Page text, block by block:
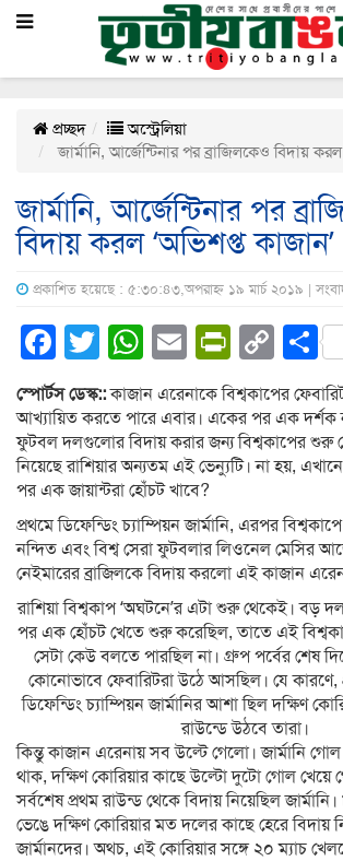
প্রচ্ছদ
অস্ট্রেলিয়া
জার্মানি, আর্জেন্টিনার পর ব্রাজিলকেও বিদায়
জার্মানি, আর্জেন্টিনার পর
বিদায় করল ‘অভিশপ্ত কাজান’
প্রকাশিত হয়েছে : ৫:৩০:৪৩,অপরাহ্ন ১৯ মার্চ ২০১৯ |
Facebook
Twitter
WhatsApp
Email Copy
Link
স্পোর্টস ডেস্ক::কাজান এরেনাকে বিশ্বকাপের
আখ্যায়িত করতে পারে এবার। একের পর এক দর্শক
ফুটবল দলগুলোর বিদায় করার জন্য বিশ্বকাপের শুরু
নিয়েছে রাশিয়ার অন্যতম এই ভেন্যুটি। না হয়,
পর এক জায়ান্টরা হোঁচট খাবে?
প্রথমে ডিফেন্ডিং চ্যাম্পিয়ন জার্মানি, এরপর
নন্দিত এবং বিশ্ব সেরা ফুটবলার লিওনেল মেসির
নেইমারের ব্রাজিলকে বিদায় করলো এই কাজান
রাশিয়া বিশ্বকাপ ‘অঘটনে’র এটা শুরু থেকেই। বড়
পর এক হোঁচট খেতে শুরু করেছিল, তাতে এই
সেটা কেউ বলতে পারছিল না। গ্রুপ পর্বের শেষ
কোনোভাবে ফেবারিটরা উঠে আসছিল। যে কারণে,
ডিফেন্ডিং চ্যাম্পিয়ন জার্মানির আশা ছিল দক্ষিণ
রাউন্ডে উঠবে তারা।
কিন্তু কাজান এরেনায় সব উল্টে গেলো। জার্মানি
থাক, দক্ষিণ কোরিয়ার কাছে উল্টো দুটো গোল খেয়ে
সর্বশেষ প্রথম রাউন্ড থেকে বিদায় নিয়েছিল
ভেঙে দক্ষিণ কোরিয়ার মত দলের কাছে হেরে বিদায়
জার্মানদের। অথচ, এই কোরিয়ার সঙ্গে ২০ ম্যাচ